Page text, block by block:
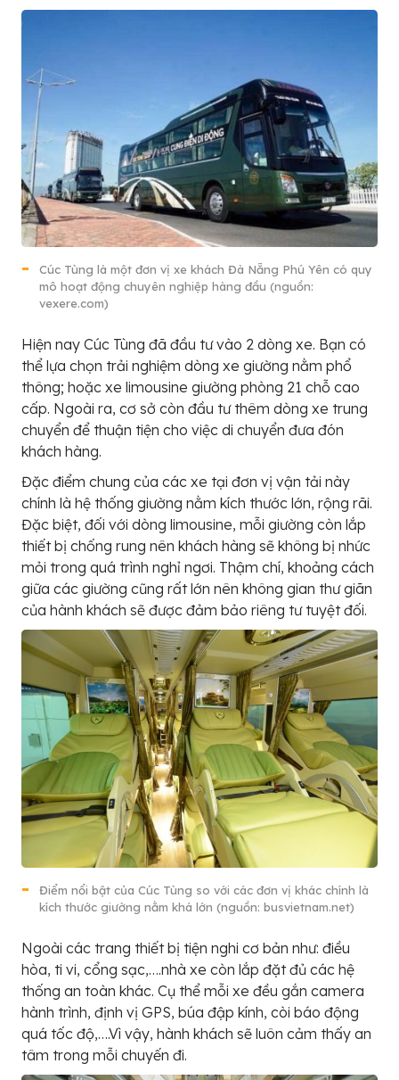
Cúc Tùng là một đơn vị xe khách Đà Nẵng Phú Yên có quy
mô hoạt động chuyên nghiệp hàng đầu (nguồn:
vexere.com)
Hiện nay Cúc Tùng đã đầu tư vào 2 dòng xe. Bạn có
thể lựa chọn trải nghiệm dòng xe giường nằm phổ
thông; hoặc xe limousine giường phòng 21 chỗ cao
cấp. Ngoài ra, cơ sở còn đầu tư thêm dòng xe trung
chuyển để thuận tiện cho việc di chuyển đưa đón
khách hàng.
Đặc điểm chung của các xe tại đơn vị vận tải này
chính là hệ thống giường nằm kích thước lớn, rộng rãi.
Đặc biệt, đối với dòng limousine, mỗi giường còn lắp
thiết bị chống rung nên khách hàng sẽ không bị nhức
mỏi trong quá trình nghỉ ngơi. Thậm chí, khoảng cách
giữa các giường cũng rất lớn nên không gian thư giãn
của hành khách sẽ được đảm bảo riêng tư tuyệt đối.
Điểm nổi bật của Cúc Tùng so với các đơn vị khác chính là
kích thước giường nằm khá lớn (nguồn: busvietnam.net)
Ngoài các trang thiết bị tiện nghi cơ bản như: điều
hòa, ti vi, cổng sạc,….nhà xe còn lắp đặt đủ các hệ
thống an toàn khác. Cụ thể mỗi xe đều gắn camera
hành trình, định vị GPS, búa đập kính, còi báo động
quá tốc độ,….Vì vậy, hành khách sẽ luôn cảm thấy an
tâm trong mỗi chuyến đi.